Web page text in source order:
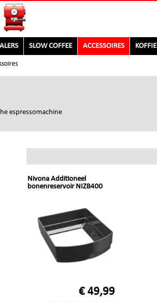
SLOW COFFEE ACCESSOIRES KOFFIE
espressomachine
Nivona Additioneel
bonenreservoir NIZB400
€ 49,99